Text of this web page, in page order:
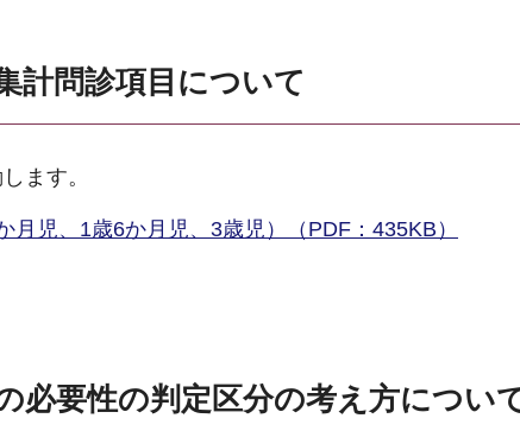
計問診項目について
ます。
月児、1歳6か月児、3歳児）（PDF：435KB）
要性の判定区分の考え方につい